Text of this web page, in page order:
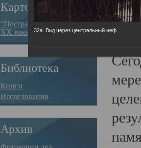
Картотека
“Пострадавшие за веру в
XX веке на Севере”
Библиотека
Книги
Исследования
Архив
32а. Вид через центральный неф.